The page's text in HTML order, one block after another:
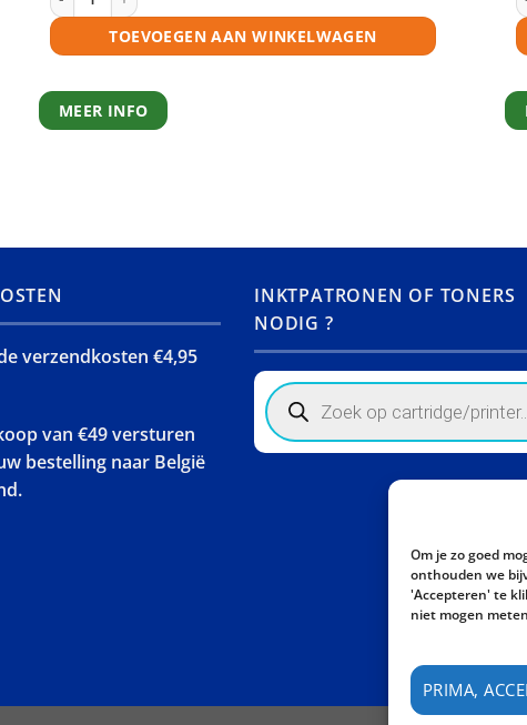
Om je zo goed
onthouden we
'Accepteren' te
niet mogen
PRIMA,
TOEVOEGEN AAN WINKELWAGEN
MEER INFO
verzendkosten €4,95
van €49 versturen
bestelling naar België
INKTPATRONEN OF TONERS
NODIG ?
Products
search